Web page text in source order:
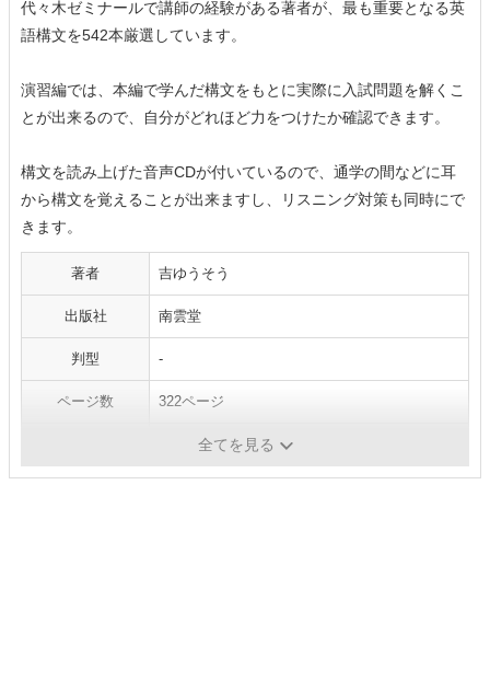
代々木ゼミナールで講師の経験がある著者が、最も重要となる英
語構文を542本厳選しています。
演習編では、本編で学んだ構文をもとに実際に入試問題を解くこ
とが出来るので、自分がどれほど力をつけたか確認できます。
構文を読み上げた音声CDが付いているので、通学の間などに耳
から構文を覚えることが出来ますし、リスニング対策も同時にで
きます。
著者 吉ゆうそう
出版社 南雲堂
判型 -
ページ数 322ページ
2005年8月1日
全てを見る